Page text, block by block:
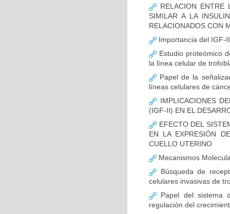
RELACION ENTRE
SIMILAR A LA
RELACIONADOS CON
Importancia del IGF-
Estudio proteómico
la línea celular de
Papel de la
líneas celulares de
IMPLICACIONES
(IGF-II) EN EL
EFECTO DEL
EN LA EXPRESIÓN
CUELLO UTERINO
Mecanismos
Búsqueda de
celulares invasivas de
Papel del sistema
regulación del